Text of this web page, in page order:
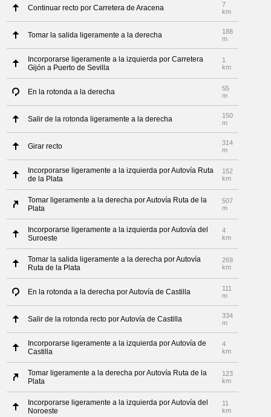
Continuar recto por Carretera de Aracena
7
km
Tomar la salida ligeramente a la derecha
188
m
Incorporarse ligeramente a la izquierda por Carretera
Gijón a Puerto de Sevilla
1
km
En la rotonda a la derecha
55
m
Salir de la rotonda ligeramente a la derecha
150
m
Girar recto
314
m
Incorporarse ligeramente a la izquierda por Autovía Ruta
de la Plata
152
km
Tomar ligeramente a la derecha por Autovía Ruta de la
Plata
507
m
Incorporarse ligeramente a la izquierda por Autovía del
Suroeste
4
km
Tomar la salida ligeramente a la derecha por Autovía
Ruta de la Plata
269
km
En la rotonda a la derecha por Autovía de Castilla
111
m
Salir de la rotonda recto por Autovía de Castilla
334
m
Incorporarse ligeramente a la izquierda por Autovía de
Castilla
4
km
Tomar ligeramente a la derecha por Autovía Ruta de la
Plata
123
km
Incorporarse ligeramente a la izquierda por Autovía del
Noroeste
11
km